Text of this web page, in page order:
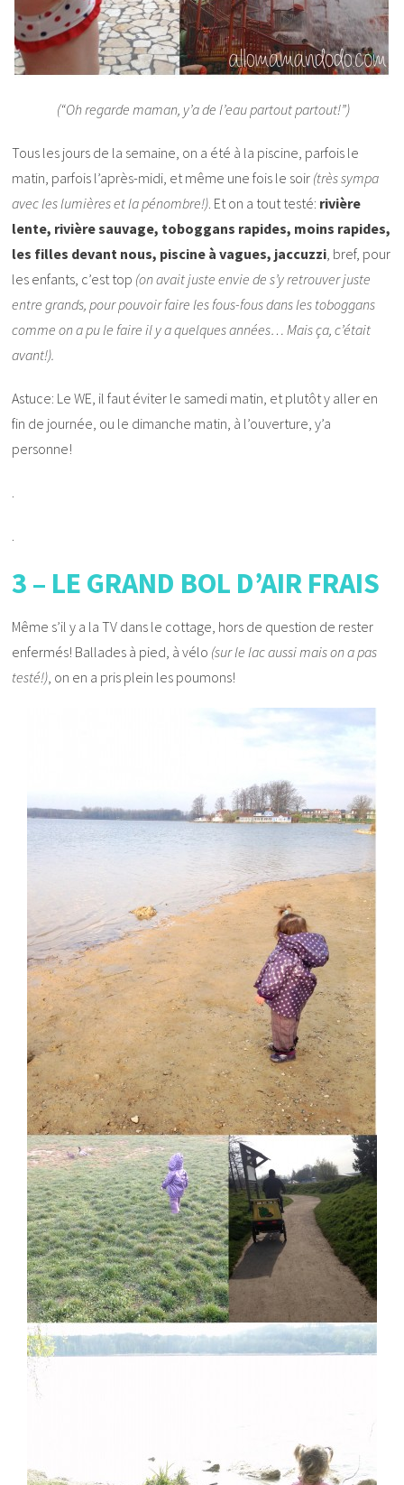
(“Oh regarde maman, y’a de l’eau partout partout!”)
Tous les jours de la semaine, on a été à la piscine, parfois le
matin, parfois l’après-midi, et même une fois le soir (très sympa
avec les lumières et la pénombre!) . Et on a tout testé: rivière
lente, rivière sauvage, toboggans rapides, moins rapides,
les filles devant nous, piscine à vagues, jaccuzzi , bref, pour
les enfants, c’est top (on avait juste envie de s’y retrouver juste
entre grands, pour pouvoir faire les fous-fous dans les toboggans
comme on a pu le faire il y a quelques années… Mais ça, c’était
avant!).
Astuce: Le WE, il faut éviter le samedi matin, et plutôt y aller en
fin de journée, ou le dimanche matin, à l’ouverture, y’a
personne!
3 – LE GRAND BOL D’AIR FRAIS
Même s’il y a la TV dans le cottage, hors de question de rester
enfermés! Ballades à pied, à vélo (sur le lac aussi mais on a pas
testé!) , on en a pris plein les poumons!